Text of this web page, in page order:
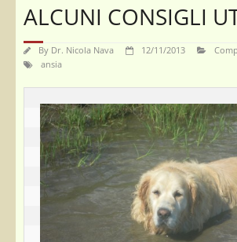
ALCUNI CONSIGLI
By Dr. Nicola Nava 12/11/2013
ansia